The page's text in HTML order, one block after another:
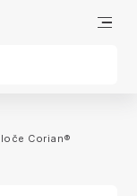
Corian®